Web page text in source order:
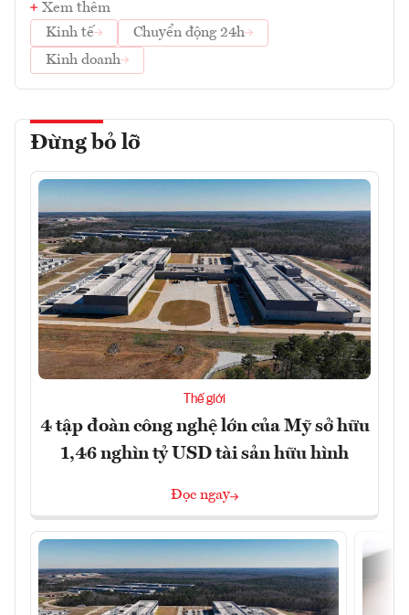
Xem thêm
Kinh tế
Chuyển động 24h
Kinh doanh
Đừng bỏ lỡ
Thế giới
4 tập đoàn công nghệ lớn của Mỹ sở hữu
1,46 nghìn tỷ USD tài sản hữu hình
Đọc ngay